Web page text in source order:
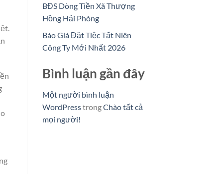
BĐS Dòng Tiền Xã Thượng
Hồng Hải Phòng
Báo Giá Đặt Tiệc Tất Niên
Công Ty Mới Nhất 2026
Bình luận gần đây
Một người bình luận
WordPresstrongChào tất cả
mọi người!